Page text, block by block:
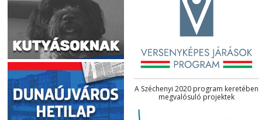
A Széchenyi 2020 program keretében
megvalósuló projektek